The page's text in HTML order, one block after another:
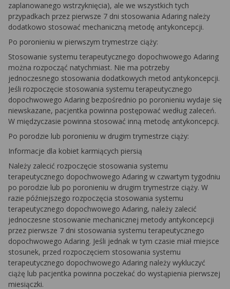
zaplanowanego wstrzyknięcia), ale we wszystkich tych
przypadkach przez pierwsze 7 dni stosowania Adaring należy
dodatkowo stosować mechaniczną metodę antykoncepcji.
Po poronieniu w pierwszym trymestrze ciąży:
Stosowanie systemu terapeutycznego dopochwowego Adaring
można rozpocząć natychmiast. Nie ma potrzeby
jednoczesnego stosowania dodatkowych metod antykoncepcji.
Jeśli rozpoczęcie stosowania systemu terapeutycznego
dopochwowego Adaring bezpośrednio po poronieniu wydaje się
niewskazane, pacjentka powinna postępować według zaleceń.
W międzyczasie powinna stosować inną metodę antykoncepcji.
Po porodzie lub poronieniu w drugim trymestrze ciąży:
Informacje dla kobiet karmiących piersią
Należy zalecić rozpoczęcie stosowania systemu
terapeutycznego dopochwowego Adaring w czwartym tygodniu
po porodzie lub po poronieniu w drugim trymestrze ciąży. W
razie późniejszego rozpoczęcia stosowania systemu
terapeutycznego dopochwowego Adaring, należy zalecić
jednoczesne stosowanie mechanicznej metody antykoncepcji
przez pierwsze 7 dni stosowania systemu terapeutycznego
dopochwowego Adaring. Jeśli jednak w tym czasie miał miejsce
stosunek, przed rozpoczęciem stosowania systemu
terapeutycznego dopochwowego Adaring należy wykluczyć
ciążę lub pacjentka powinna poczekać do wystąpienia pierwszej
miesiączki.